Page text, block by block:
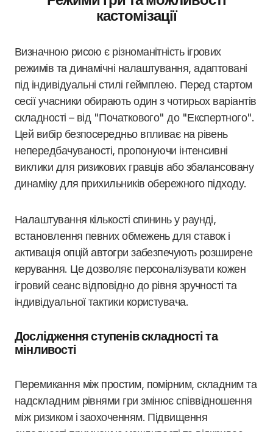
кастомізації
Визначною рисою є різноманітність ігрових
режимів та динамічні налаштування, адаптовані
під індивідуальні стилі геймплею. Перед стартом
сесії учасники обирають один з чотирьох варіантів
складності – від "Початкового" до "Експертного".
Цей вибір безпосередньо впливає на рівень
непередбачуваності, пропонуючи інтенсивні
виклики для ризикових гравців або збалансовану
динаміку для прихильників обережного підходу.
Налаштування кількості спининь у раунді,
встановлення певних обмежень для ставок і
активація опцій автогри забезпечують розширене
керування. Це дозволяє персоналізувати кожен
ігровий сеанс відповідно до рівня зручності та
індивідуальної тактики користувача.
Дослідження ступенів складності та
мінливості
Перемикання між простим, помірним, складним та
надскладним рівнями гри змінює співвідношення
між ризиком і заохоченням. Підвищення